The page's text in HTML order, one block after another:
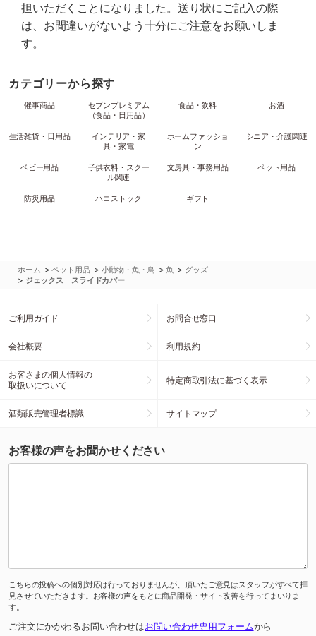
担いただくことになりました。送り状にご記入の際
は、お間違いがないよう十分にご注意をお願いしま
す。
カテゴリーから探す
催事商品
セブンプレミアム
（食品・日用品）
食品・飲料 お酒
生活雑貨・日用品
インテリア・家
具・家電
ホームファッショ
ン
シニア・介護関連
ベビー用品
子供衣料・スクー
ル関連
文房具・事務用品 ペット用品
防災用品 ハコストック ギフト
ホーム >ペット用品 > 小動物・魚・鳥 >魚 > グッズ
> ジェックス スライドカバー
ご利用ガイド お問合せ窓口
会社概要 利用規約
お客さまの個人情報の
取扱いについて
特定商取引法に基づく表示
酒類販売管理者標識 サイトマップ
お客様の声をお聞かせください
こちらの投稿への個別対応は行っておりませんが、頂いたご意見はスタッフがすべて拝
見させていただきます。お客様の声をもとに商品開発・サイト改善を行ってまいりま
す。
ご注文にかかわるお問い合わせはお問い合わせ専用フォームから